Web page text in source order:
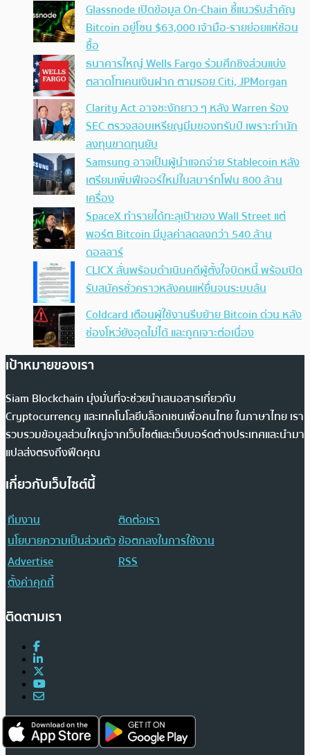
Glassnode เปิดข้อมูล On-Chain ชี้แนวรับสำคัญ
Bitcoin อยู่โซน $63,000 เจ้ามือ-รายย่อยแห่ช้อน
ซื้อ
ธนาคารใหญ่ Wells Fargo ร่วมศึกชิงส่วนแบ่ง
ตลาดโทเคนเงินฝาก ตามรอย Citi, JPMorgan
Clarity Act อาจชะงักยาว ๆ หลัง Warren ร้อง
SEC ตรวจสอบเหรียญมีมของทรัมป์ เพราะทำนัก
ลงทุนขาดทุนยับ
Samsung อาจเป็นผู้นำแจกจ่าย Stablecoin หลัง
เตรียมเพิ่มฟีเจอร์ใหม่ในสมาร์ทโฟน 800 ล้าน
เครื่อง
SpaceX ทำรายได้ทะลุเป้าของ Wall Street แต่
พอร์ต Bitcoin มีมูลค่าลดลงกว่า 540 ล้าน
ดอลลาร์
CLICX ลั่นพร้อมดำเนินคดีผู้ตั้งใจบิดหนี้ พร้อมปิด
รับสมัครชั่วคราวหลังคนแห่ยื่นจนระบบล้น
Coldcard เตือนผู้ใช้งานรีบย้าย Bitcoin ด่วน หลัง
ช่องโหว่ยังอุดไม่ได้ และถูกเจาะต่อเนื่อง
เป้าหมายของเรา
Siam Blockchain มุ่งมั่นที่จะช่วยนำเสนอสารเกี่ยวกับ
Cryptocurrency และเทคโนโลยีบล็อกเชนเพื่อคนไทย ในภาษาไทย เรา
รวบรวมข้อมูลส่วนใหญ่จากเว็บไซต์และเว็บบอร์ดต่างประเทศและนำมา
แปลส่งตรงถึงฟีดคุณ
เกี่ยวกับเว็บไซต์นี้
ทีมงาน
ติดต่อเรา
นโยบายความเป็นส่วนตัวข้อตกลงในการใช้งาน
Advertise
RSS
ตั้งค่าคุกกี้
ติดตามเรา